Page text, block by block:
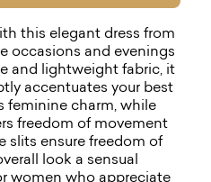
this elegant dress from
occasions and evenings
and lightweight fabric, it
accentuates your best
feminine charm, while
freedom of movement
slits ensure freedom of
look a sensual
women who appreciate